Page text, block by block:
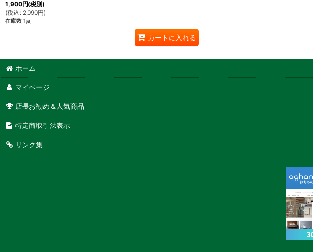
1,900円(税別)
(税込 : 2,090円)
在庫数 1点
カートに入れる
ホーム
マイページ
店長お勧め＆人気商品
特定商取引法表示
リンク集